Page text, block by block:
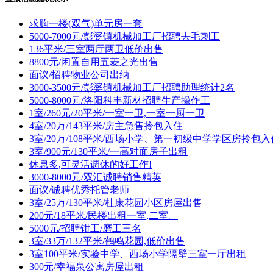
求购一楼(双气)单元房一套
5000-7000元/彭婆镇机械加工厂招聘去毛刺工
136平米/三室两厅两卫低价出售
8800元/闲置自用五菱之光出售
面议/招聘物业公司出纳
3000-3500元/彭婆镇机械加工厂招聘助理统计2名
5000-8000元/洛阳科丰新材招聘生产操作工
1室/260元/20平米/一室一卫,一室一厨一卫
4室/20万/143平米/房主急售拎包入住
3室/20万/108平米/西场小学、第一初级中学学区房拎包入
3室/900元/130平米/一高对面房子出租
休息多,可灵活调休的好工作!
3000-8000元/双汇诚聘销售精英
面议/诚聘优秀托管老师
3室/25万/130平米/杜康花园小区房屋出售
200元/18平米/民楼出租一室,二室。
5000元/招聘钳工/磨工三名
3室/33万/132平米/鹤鸣花园,低价出售
3室100平米/实验中学、西场小学隔壁三室一厅出租
300元/幸福泉公寓房屋出租